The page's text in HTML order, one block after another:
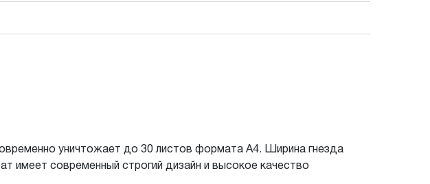
уничтожает до 30 листов формата А4. Ширина гнезда
имеет современный строгий дизайн и высокое качество